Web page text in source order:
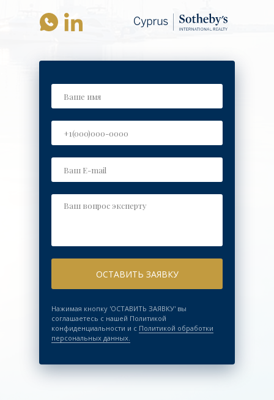
ОСТАВИТЬ ЗАЯВКУ
Нажимая кнопку 'ОСТАВИТЬ ЗАЯВКУ' вы
соглашаетесь с нашей Политикой
конфиденциальности и с Политикой обработки
персональных данных.